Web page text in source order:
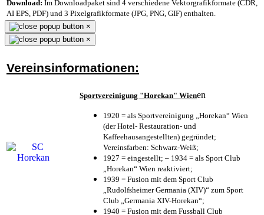
Download: Im Downloadpaket sind 4 verschiedene Vektorgrafikformate (CDR,
AI EPS, PDF) und 3 Pixelgrafikformate (JPG, PNG, GIF) enthalten.
×
×
Vereinsinformationen:
Sportvereinigung "Horekan" Wienen
1920 = als Sportvereinigung „Horekan“ Wien
(der Hotel- Restauration- und
Kaffeehausangestellten) gegründet;
Vereinsfarben: Schwarz-Weiß;
1927 = eingestellt; – 1934 = als Sport Club
„Horekan“ Wien reaktiviert;
1939 = Fusion mit dem Sport Club
„Rudolfsheimer Germania (XIV)“ zum Sport
Club „Germania XIV-Horekan“;
1940 = Fusion mit dem Fussball Club